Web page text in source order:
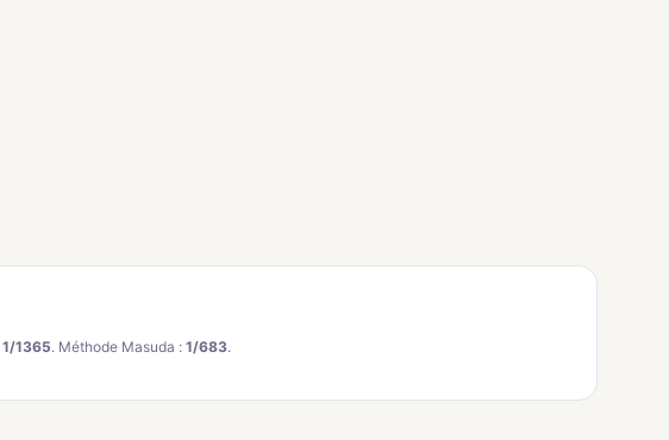
1/1365. Méthode Masuda : 1/683.